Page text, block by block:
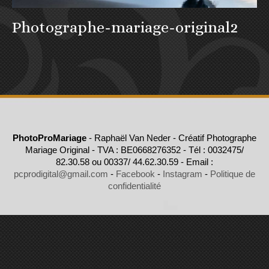
Photographe-mariage-original2
PhotoProMariage - Raphaël Van Neder - Créatif Photographe
Mariage Original - TVA : BE0668276352 - Tél : 0032475/
82.30.58 ou 00337/ 44.62.30.59 - Email :
pcprodigital@gmail.com - Facebook - Instagram - Politique de
confidentialité